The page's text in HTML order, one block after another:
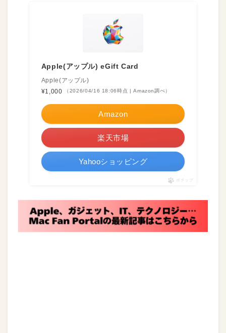
Apple(アップル) eGift Card
Apple(アップル)
¥1,000
（2026/04/16 18:06時点 | Amazon調べ）
Amazon
楽天市場
Yahooショッピング
ポチップ